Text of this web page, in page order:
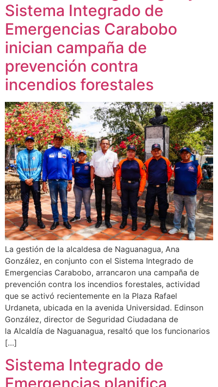
Sistema Integrado de
Emergencias Carabobo
inician campaña de
prevención contra
incendios forestales
La gestión de la alcaldesa de Naguanagua, Ana
González, en conjunto con el Sistema Integrado de
Emergencias Carabobo, arrancaron una campaña de
prevención contra los incendios forestales, actividad
que se activó recientemente en la Plaza Rafael
Urdaneta, ubicada en la avenida Universidad. Edinson
González, director de Seguridad Ciudadana de
la Alcaldía de Naguanagua, resaltó que los funcionarios
[…]
Sistema Integrado de